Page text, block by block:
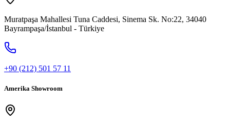
Muratpaşa Mahallesi Tuna Caddesi, Sinema Sk. No:22, 34040
Bayrampaşa/İstanbul - Türkiye
+90 (212) 501 57 11
Amerika Showroom